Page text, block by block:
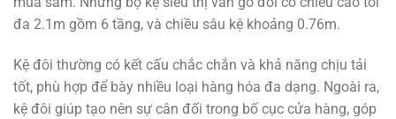
đa 2.1m gồm 6 tầng, và chiều sâu kệ khoảng 0.76m.
Kệ đôi thường có kết cấu chắc chắn và khả năng chịu tải
tốt, phù hợp để bày nhiều loại hàng hóa đa dạng. Ngoài ra,
kệ đôi giúp tạo nên sự cân đối trong bố cục cửa hàng, góp